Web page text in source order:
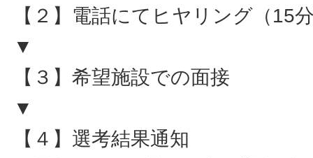
【２】電話にてヒヤリング（15
▼
【３】希望施設での面接
▼
【４】選考結果通知